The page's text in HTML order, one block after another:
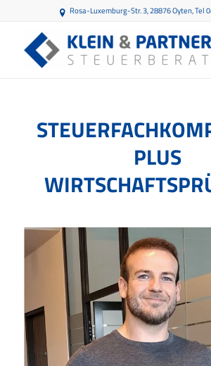
Rosa-Luxemburg-Str. 3, 28876 Oyten, Tel
PLUS